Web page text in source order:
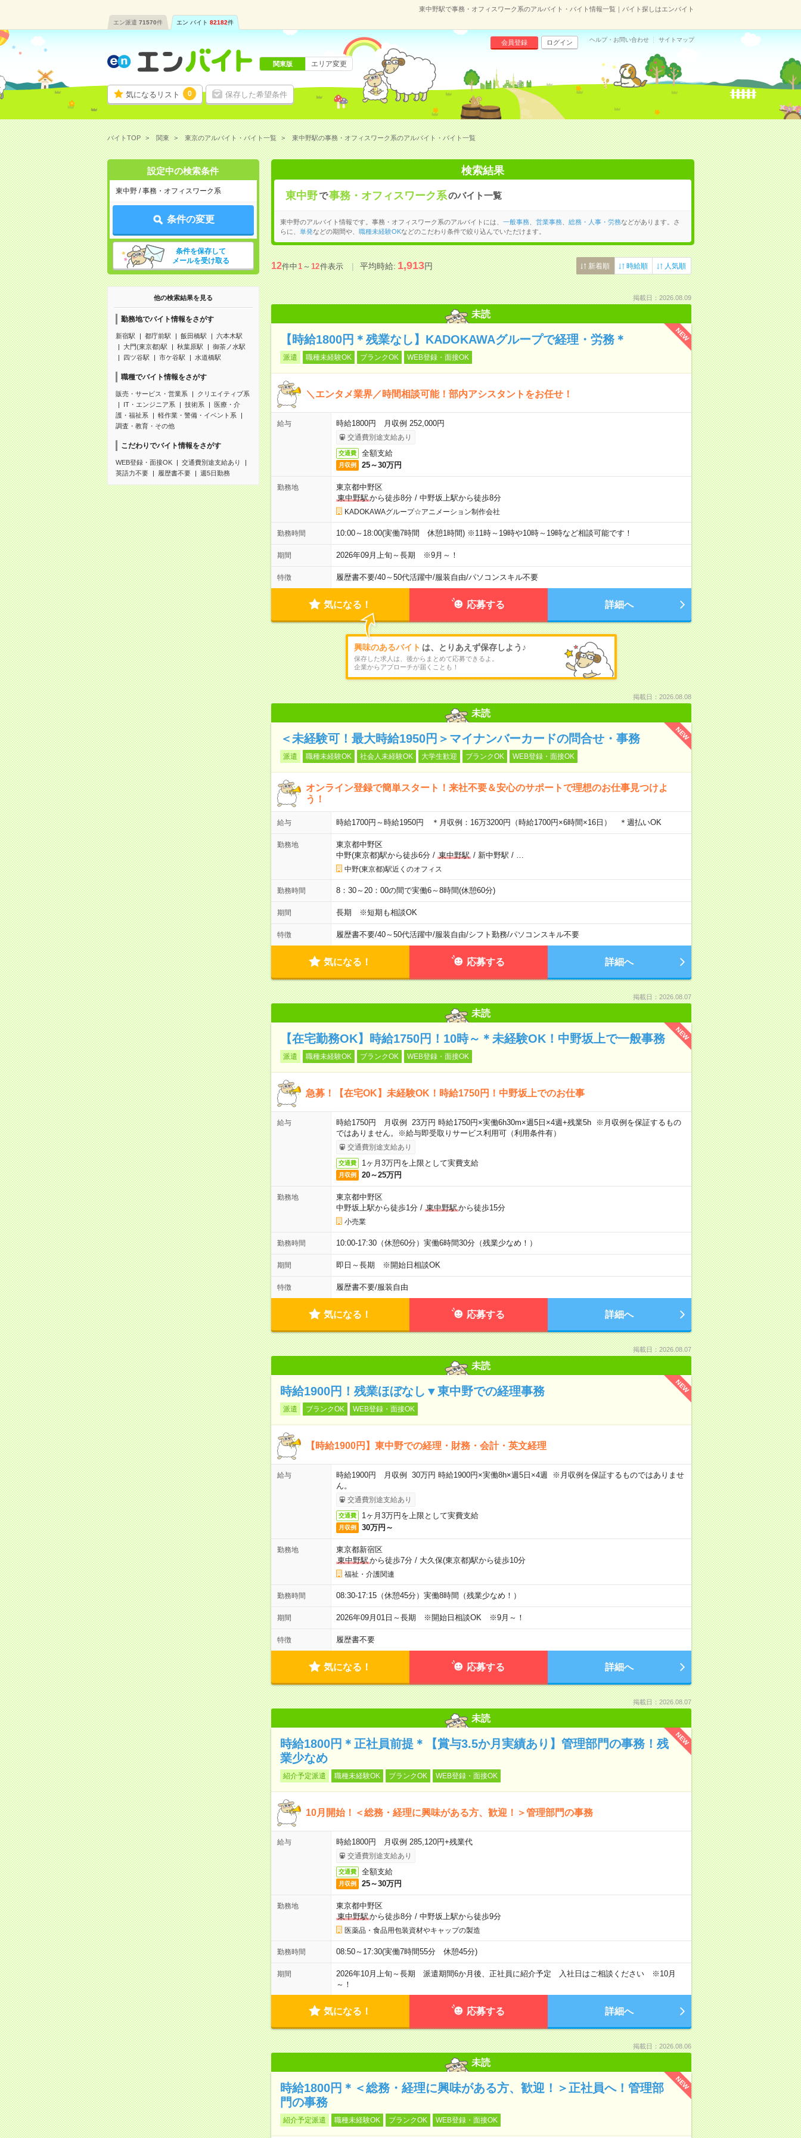
東中野駅で事務・オフィスワーク系のアルバイト・バイト情報一覧｜バイト探しはエンバイト
エン派遣 71570件 エン バイト 82182件
気になるリスト 0 保存した希望条件
会員登録 ログイン ヘルプ・お問い合わせ サイトマップ
関東版 エリア変更
バイトTOP 関東 東京のアルバイト・バイト一覧 東中野駅の事務・オフィスワーク系のアルバイト・バイト一覧
設定中の検索条件
東中野 / 事務・オフィスワーク系
条件の変更
条件を保存して
メールを受け取る
他の検索結果を見る
勤務地でバイト情報をさがす
新宿駅 都庁前駅 飯田橋駅
六本木駅
大門(東京都)駅
秋葉原駅
御茶ノ水駅
四ツ谷駅
市ケ谷駅 水道橋駅
職種でバイト情報をさがす
販売・サービス・営業系
クリエイティブ系
IT・エンジニア系
技術系
医療・介
護・福祉系
軽作業・警備・イベント系
調査・教育・その他
こだわりでバイト情報をさがす
WEB登録・面接OK
交通費別途支給あり
英語力不要
履歴書不要 週5日勤務
検索結果
東中野で事務・オフィスワーク系のバイト一覧
東中野のアルバイト情報です。事務・オフィスワーク系のアルバイトには、 一般事務、 営業事務、 総務・人事・労務などがあります。さ
らに、
単発などの期間や、 職種未経験OKなどのこだわり条件で絞り込んでいただけます。
12件中1～12件表示 平均時給:1,913円 新着順 時給順 人気順
掲載日：2026.08.09
未読
NEW
【時給1800円＊残業なし】KADOKAWAグループで経理・労務＊
派遣 職種未経験OK ブランクOK WEB登録・面接OK
＼エンタメ業界／時間相談可能！部内アシスタントをお任せ！
給与 時給1800円 月収例 252,000円
交通費別途支給あり
交通費 全額支給
月収例 25～30万円
勤務地
東京都中野区
東中野駅から徒歩8分/ 中野坂上駅から徒歩8分
KADOKAWAグループ☆アニメーション制作会社
勤務時間 10:00～18:00(実働7時間 休憩1時間) ※11時～19時や10時～19時など相談可能です！
期間 2026年09月上旬～長期 ※9月～！
特徴 履歴書不要/40～50代活躍中/服装自由/パソコンスキル不要
気になる！ 応募する 詳細へ
興味のあるバイト は、とりあえず保存しよう♪
保存した求人は、後からまとめて応募できるよ。
企業からアプローチが届くことも！
掲載日：2026.08.08
未読
NEW
＜未経験可！最大時給1950円＞マイナンバーカードの問合せ・事務
派遣 職種未経験OK 社会人未経験OK 大学生歓迎 ブランクOK WEB登録・面接OK
オンライン登録で簡単スタート！来社不要＆安心のサポートで理想のお仕事見つけよ
う！
給与 時給1700円～時給1950円 ＊月収例：16万3200円（時給1700円×6時間×16日） ＊週払いOK
勤務地
東京都中野区
中野(東京都)駅から徒歩6分/ 東中野駅/ 新中野駅 /
中野(東京都)駅近くのオフィス
勤務時間 8：30～20：00の間で実働6～8時間(休憩60分)
期間 長期 ※短期も相談OK
特徴 履歴書不要/40～50代活躍中/服装自由/シフト勤務/パソコンスキル不要
気になる！ 応募する 詳細へ
掲載日：2026.08.07
未読
NEW
【在宅勤務OK】時給1750円！10時～＊未経験OK！中野坂上で一般事務
派遣 職種未経験OK ブランクOK WEB登録・面接OK
急募！【在宅OK】未経験OK！時給1750円！中野坂上でのお仕事
給与
時給1750円 月収例 23万円 時給1750円×実働6h30m×週5日×4週+残業5h ※月収例を保証するもの
ではありません。※給与即受取りサービス利用可（利用条件有）
交通費別途支給あり
交通費 1ヶ月3万円を上限として実費支給
月収例 20～25万円
勤務地
東京都中野区
中野坂上駅から徒歩1分/ 東中野駅から徒歩15分
小売業
勤務時間 10:00-17:30（休憩60分）実働6時間30分（残業少なめ！）
期間 即日～長期 ※開始日相談OK
特徴 履歴書不要/服装自由
気になる！ 応募する 詳細へ
掲載日：2026.08.07
未読
NEW
時給1900円！残業ほぼなし▼東中野での経理事務
派遣 ブランクOK WEB登録・面接OK
【時給1900円】東中野での経理・財務・会計・英文経理
給与
時給1900円 月収例 30万円 時給1900円×実働8h×週5日×4週 ※月収例を保証するものではありませ
ん。
交通費別途支給あり
交通費 1ヶ月3万円を上限として実費支給
月収例 30万円～
勤務地
東京都新宿区
東中野駅から徒歩7分/ 大久保(東京都)駅から徒歩10分
福祉・介護関連
勤務時間 08:30-17:15（休憩45分）実働8時間（残業少なめ！）
期間 2026年09月01日～長期 ※開始日相談OK ※9月～！
特徴 履歴書不要
気になる！ 応募する 詳細へ
掲載日：2026.08.07
未読
NEW
時給1800円＊正社員前提＊【賞与3.5か月実績あり】管理部門の事務！残
業少なめ
紹介予定派遣 職種未経験OK ブランクOK WEB登録・面接OK
10月開始！＜総務・経理に興味がある方、歓迎！＞管理部門の事務
給与 時給1800円 月収例 285,120円+残業代
交通費別途支給あり
交通費 全額支給
月収例 25～30万円
勤務地
東京都中野区
東中野駅から徒歩8分/ 中野坂上駅から徒歩9分
医薬品・食品用包装資材やキャップの製造
勤務時間 08:50～17:30(実働7時間55分 休憩45分)
期間
2026年10月上旬～長期 派遣期間6か月後、正社員に紹介予定 入社日はご相談ください ※10月
～！
気になる！ 応募する 詳細へ
掲載日：2026.08.06
未読
NEW
時給1800円＊＜総務・経理に興味がある方、歓迎！＞正社員へ！管理部
門の事務
紹介予定派遣 職種未経験OK ブランクOK WEB登録・面接OK